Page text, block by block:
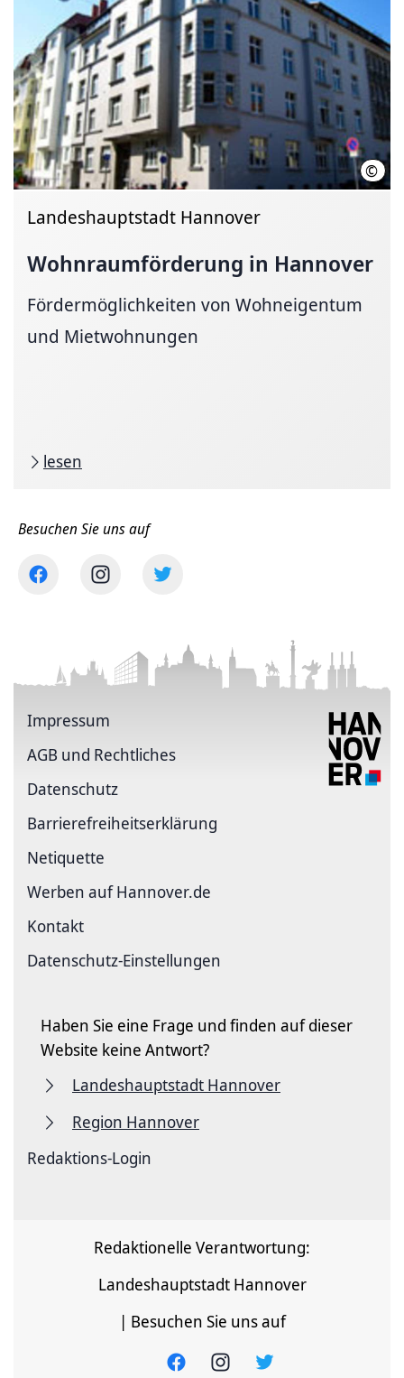
©
Landeshauptstadt Hannover
Wohnraumförderung in Hannover
Fördermöglichkeiten von Wohneigentum
und Mietwohnungen
lesen
Besuchen Sie uns auf
Impressum
AGB und Rechtliches
Datenschutz
Barriere­freiheits­erklärung
Netiquette
Werben auf Hannover.de
Kontakt
Datenschutz-Einstellungen
Haben Sie eine Frage und finden auf dieser
Website keine Antwort?
Landeshauptstadt Hannover
Region Hannover
Redaktions-Login
Redaktionelle Verantwortung:
Landeshauptstadt Hannover
| Besuchen Sie uns auf